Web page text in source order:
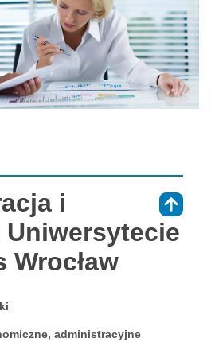
i
Uniwersytecie
Wrocław
administracyjne